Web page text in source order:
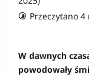
Przeczytano
W dawnych
powodowały